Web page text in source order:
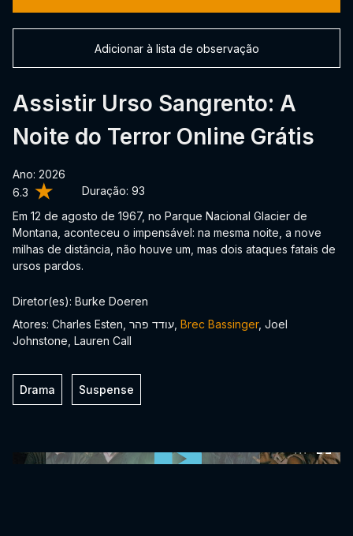
6.3 Duração: 93
Assistir Urso Sangrento: A
Noite do Terror Online Grátis
Ano: 2026
Em 12 de agosto de 1967, no Parque Nacional Glacier de
Montana, aconteceu o impensável: na mesma noite, a nove
milhas de distância, não houve um, mas dois ataques fatais de
ursos pardos.
Adicionar à lista de observação
Diretor(es): Burke Doeren
Brec Bassinger, Joel
Johnstone, Lauren Call
Drama Suspense